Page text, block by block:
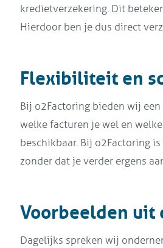
kredietverzekering. Dit
Hierdoor ben je dus direct
Flexibiliteit en
Bij o2Factoring bieden wij
welke facturen je wel en
beschikbaar. Bij o2Factoring
zonder dat je verder ergens
Voorbeelden uit
Dagelijks spreken wij